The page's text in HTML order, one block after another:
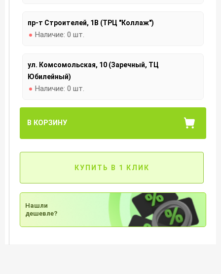
пр-т Строителей, 1В (ТРЦ "Коллаж")
Наличие: 0 шт.
ул. Комсомольская, 10 (Заречный, ТЦ
Юбилейный)
Наличие: 0 шт.
В КОРЗИНУ
КУПИТЬ В 1 КЛИК
Нашли
дешевле?